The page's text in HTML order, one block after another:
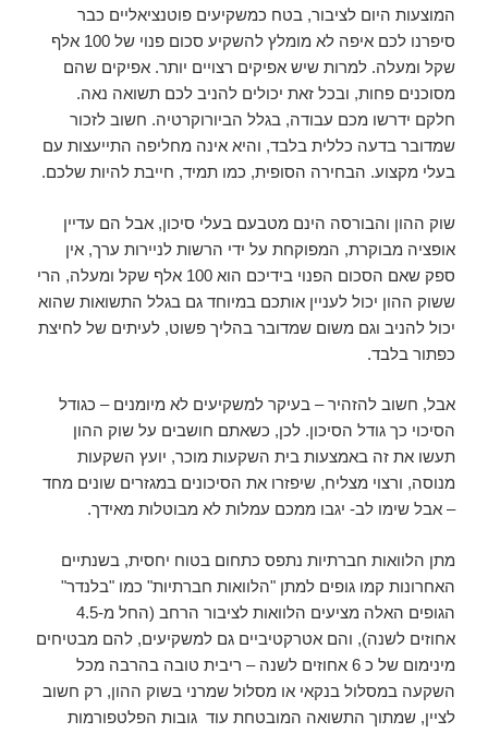
המוצעות היום לציבור, בטח כמשקיעים פוטנציאליים כבר
סיפרנו לכם איפה לא מומלץ להשקיע סכום פנוי של 100 אלף
שקל ומעלה. למרות שיש אפיקים רצויים יותר. אפיקים שהם
מסוכנים פחות, ובכל זאת יכולים להניב לכם תשואה נאה.
חלקם ידרשו מכם עבודה, בגלל הביורוקרטיה. חשוב לזכור
שמדובר בדעה כללית בלבד, והיא אינה מחליפה התייעצות עם
בעלי מקצוע. הבחירה הסופית, כמו תמיד, חייבת להיות שלכם.
שוק ההון והבורסה הינם מטבעם בעלי סיכון, אבל הם עדיין
אופציה מבוקרת, המפוקחת על ידי הרשות לניירות ערך, אין
ספק שאם הסכום הפנוי בידיכם הוא 100 אלף שקל ומעלה, הרי
ששוק ההון יכול לעניין אותכם במיוחד גם בגלל התשואות שהוא
יכול להניב וגם משום שמדובר בהליך פשוט, לעיתים של לחיצת
כפתור בלבד.
אבל, חשוב להזהיר – בעיקר למשקיעים לא מיומנים – כגודל
הסיכוי כך גודל הסיכון. לכן, כשאתם חושבים על שוק ההון
תעשו את זה באמצעות בית השקעות מוכר, יועץ השקעות
מנוסה, ורצוי מצליח, שיפזרו את הסיכונים במגזרים שונים מחד
– אבל שימו לב- יגבו ממכם עמלות לא מבוטלות מאידך.
מתן הלוואות חברתיות נתפס כתחום בטוח יחסית, בשנתיים
האחרונות קמו גופים למתן "הלוואות חברתיות" כמו "בלנדר"
הגופים האלה מציעים הלוואות לציבור הרחב (החל מ-4.5
אחוזים לשנה), והם אטרקטיביים גם למשקיעים, להם מבטיחים
מינימום של כ 6 אחוזים לשנה – ריבית טובה בהרבה מכל
השקעה במסלול בנקאי או מסלול שמרני בשוק ההון, רק חשוב
לציין, שמתוך התשואה המובטחת עוד גובות הפלטפורמות